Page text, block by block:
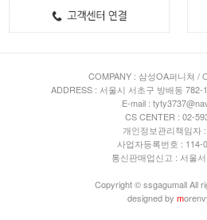
COMPANY : 삼성OA퍼니쳐 /
ADDRESS : 서울시 서초구 방배동 782-
E-mail :
CS CENTER : 02-
개인정보관리책임자
사업자등록번호 : 114-
통신판매업신고 : 서울
Copyright © ssgagumall All
designed by m